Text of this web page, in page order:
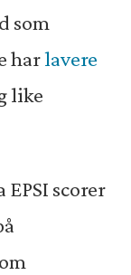
som
harlavere
like
scorer